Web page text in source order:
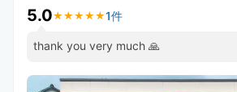
5.0★ ★ ★ ★ ★
★ ★ ★ ★ ★1件
thank you very much 🙏